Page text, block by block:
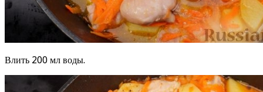
Влить 200 мл воды.